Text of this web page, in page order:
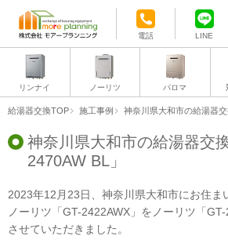
電話 LINE
リンナイ ノーリツ パロマ
給湯器交換TOP 施工事例 神奈川県大和市の給湯器交
神奈川県大和市の給湯器交
2470AW BL」
2023年12月23日、神奈川県大和市にお住ま
ノーリツ「GT-2422AWX」をノーリツ「
させていただきました。